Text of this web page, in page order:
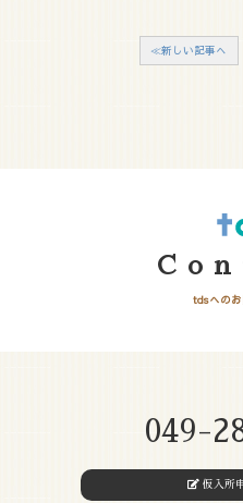
≪新しい記事へ
tdsへの
049-
仮入所